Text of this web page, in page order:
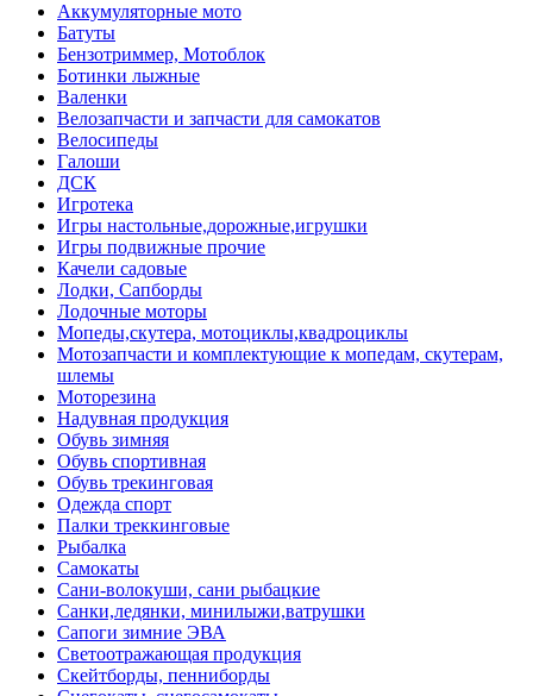
Аккумуляторные мото
Батуты
Бензотриммер, Мотоблок
Ботинки лыжные
Валенки
Велозапчасти и запчасти для самокатов
Велосипеды
Галоши
ДСК
Игротека
Игры настольные,дорожные,игрушки
Игры подвижные прочие
Качели садовые
Лодки, Сапборды
Лодочные моторы
Мопеды,скутера, мотоциклы,квадроциклы
Мотозапчасти и комплектующие к мопедам, скутерам,
шлемы
Моторезина
Надувная продукция
Обувь зимняя
Обувь спортивная
Обувь трекинговая
Одежда спорт
Палки треккинговые
Рыбалка
Самокаты
Сани-волокуши, сани рыбацкие
Санки,ледянки, минилыжи,ватрушки
Сапоги зимние ЭВА
Светоотражающая продукция
Скейтборды, пенниборды